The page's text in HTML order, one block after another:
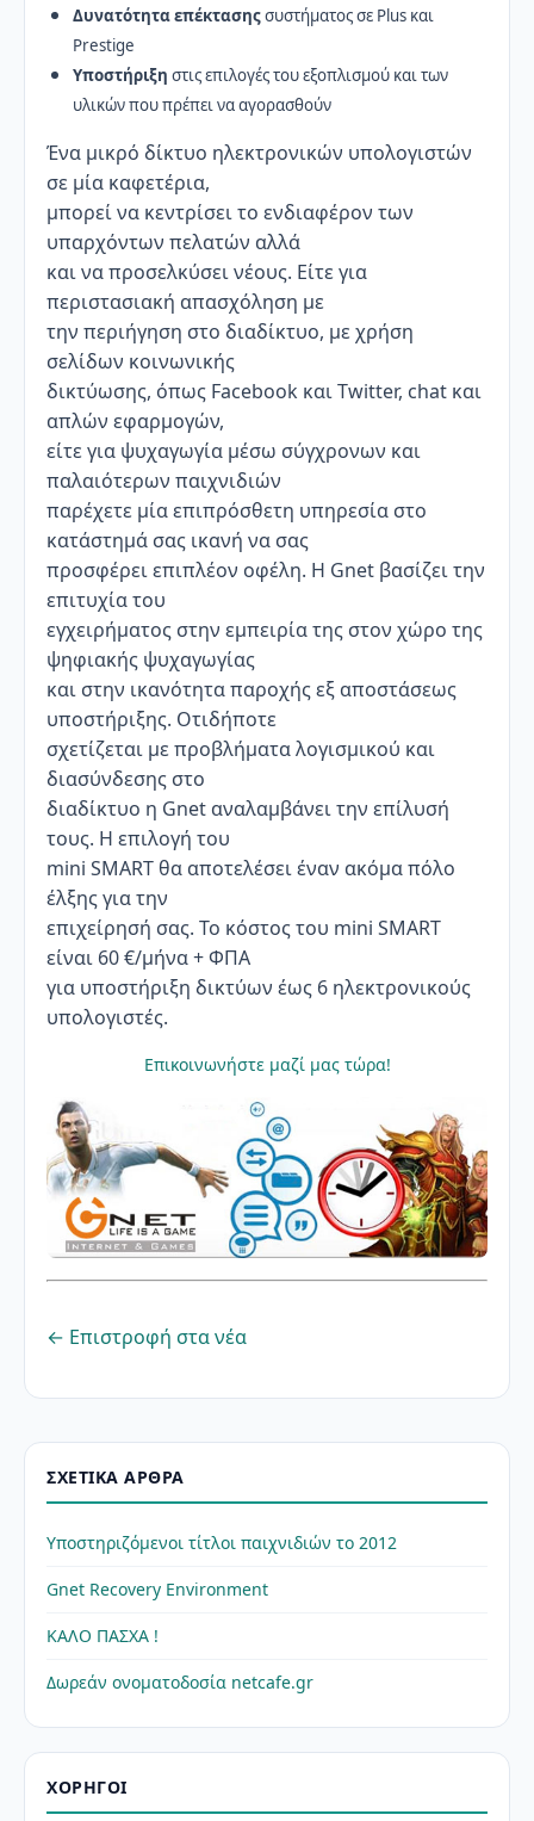
Δυνατότητα επέκτασηςσυστήματος σε Plus και
Prestige
Υποστήριξη στις επιλογές του εξοπλισμού και των
υλικών που πρέπει να αγορασθούν
Ένα μικρό δίκτυο ηλεκτρονικών υπολογιστών
σε μία καφετέρια,
μπορεί να κεντρίσει το ενδιαφέρον των
υπαρχόντων πελατών αλλά
και να προσελκύσει νέους. Είτε για
περιστασιακή απασχόληση με
την περιήγηση στο διαδίκτυο, με χρήση
σελίδων κοινωνικής
δικτύωσης, όπως Facebook και Twitter, chat και
απλών εφαρμογών,
είτε για ψυχαγωγία μέσω σύγχρονων και
παλαιότερων παιχνιδιών
παρέχετε μία επιπρόσθετη υπηρεσία στο
κατάστημά σας ικανή να σας
προσφέρει επιπλέον οφέλη. Η Gnet βασίζει την
επιτυχία του
εγχειρήματος στην εμπειρία της στον χώρο της
ψηφιακής ψυχαγωγίας
και στην ικανότητα παροχής εξ αποστάσεως
υποστήριξης. Οτιδήποτε
σχετίζεται με προβλήματα λογισμικού και
διασύνδεσης στο
διαδίκτυο η Gnet αναλαμβάνει την επίλυσή
τους. Η επιλογή του
mini SMART θα αποτελέσει έναν ακόμα πόλο
έλξης για την
επιχείρησή σας. Το κόστος του mini SMART
είναι 60 €/μήνα + ΦΠΑ
για υποστήριξη δικτύων έως 6 ηλεκτρονικούς
υπολογιστές.
Επικοινωνήστε μαζί μας τώρα!
← Επιστροφή στα νέα
ΣΧΕΤΙΚΆ ΆΡΘΡΑ
Υποστηριζόμενοι τίτλοι παιχνιδιών το 2012
Gnet Recovery Environment
ΚΑΛΟ ΠΑΣΧΑ !
Δωρεάν ονοματοδοσία netcafe.gr
ΧΟΡΗΓΟΊ